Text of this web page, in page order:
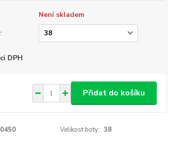
Není skladem
DPH
Přidat do košíku
Velikost boty:: 38